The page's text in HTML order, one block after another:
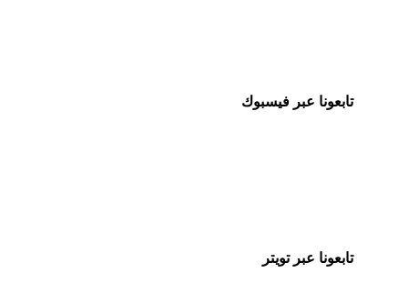
تابعونا عبر فيسبوك
تابعونا عبر تويتر